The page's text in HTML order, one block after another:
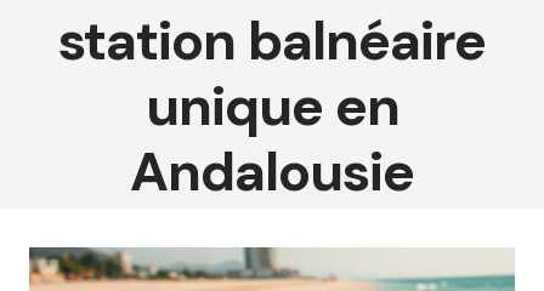
station balnéaire
unique en
Andalousie